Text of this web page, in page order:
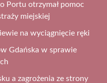
Portu otrzymał pomoc
miejskiej
na wyciągnięcie ręki
Gdańska w sprawie
a zagrożenia ze strony